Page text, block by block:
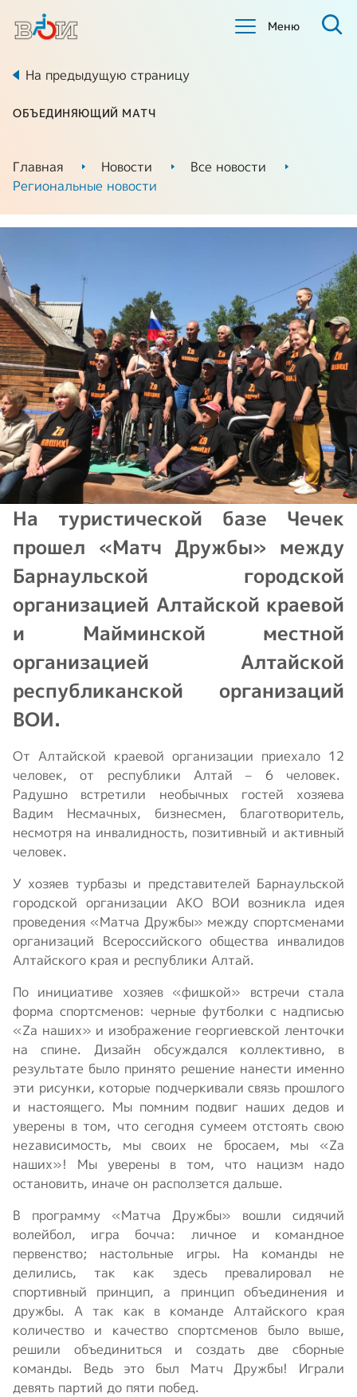
Меню
На предыдущую страницу
ОБЪЕДИНЯЮЩИЙ МАТЧ
Главная Новости
Все новости
Региональные новости
На туристической базе Чечек
прошел «Матч Дружбы» между
Барнаульской городской
организацией Алтайской краевой
и Майминской местной
организацией Алтайской
республиканской организаций
ВОИ.
От Алтайской краевой организации приехало 12
человек, от республики Алтай – 6 человек.
Радушно встретили необычных гостей хозяева
Вадим Несмачных, бизнесмен, благотворитель,
несмотря на инвалидность, позитивный и активный
человек.
У хозяев турбазы и представителей Барнаульской
городской организации АКО ВОИ возникла идея
проведения «Матча Дружбы» между спортсменами
организаций Всероссийского общества инвалидов
Алтайского края и республики Алтай.
По инициативе хозяев «фишкой» встречи стала
форма спортсменов: черные футболки с надписью
«Zа наших» и изображение георгиевской ленточки
на спине. Дизайн обсуждался коллективно, в
результате было принято решение нанести именно
эти рисунки, которые подчеркивали связь прошлого
и настоящего. Мы помним подвиг наших дедов и
уверены в том, что сегодня сумеем отстоять свою
неzависимость, мы своих не бросаем, мы «Zа
наших»! Мы уверены в том, что нацизм надо
остановить, иначе он расползется дальше.
В программу «Матча Дружбы» вошли сидячий
волейбол, игра бочча: личное и командное
первенство; настольные игры. На команды не
делились, так как здесь превалировал не
спортивный принцип, а принцип объединения и
дружбы. А так как в команде Алтайского края
количество и качество спортсменов было выше,
решили объединиться и создать две сборные
команды. Ведь это был Матч Дружбы! Играли
девять партий до пяти побед.